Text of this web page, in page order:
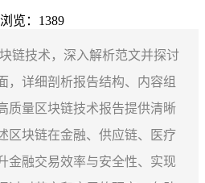
浏览：1389
链技术，深入解析范文并探讨
，详细剖析报告结构、内容组
质量区块链技术报告提供清晰
区块链在金融、供应链、医疗
金融交易效率与安全性、实现